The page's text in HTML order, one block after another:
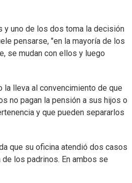
y uno de los dos toma la decisión
pensarse, "en la mayoría de los
se mudan con ellos y luego
la lleva al convencimiento de que
no pagan la pensión a sus hijos o
y que pueden separarlos
que su oficina atendió dos casos
los padrinos. En ambos se